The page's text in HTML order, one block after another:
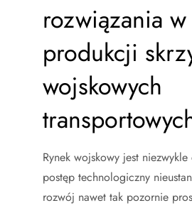
rozwiązania w
produkcji
wojskowych
Rynek wojskowy jest
postęp technologiczny
rozwój nawet tak pozornie